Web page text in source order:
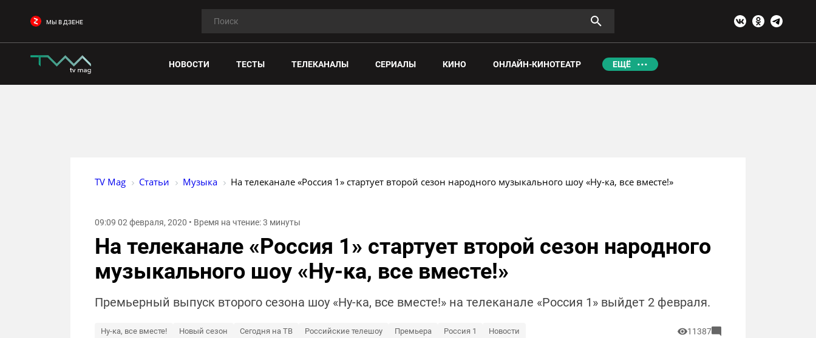
МЫ В ДЗЕНЕ
НОВОСТИ ТЕСТЫ ТЕЛЕКАНАЛЫ СЕРИАЛЫ КИНО ОНЛАЙН-КИНОТЕАТР ЕЩЁ
TV Mag Статьи Музыка На телеканале «Россия 1» стартует второй сезон народного музыкального шоу «Ну-ка, все вместе!»
09:09 02 февраля, 2020 • Время на чтение: 3 минуты
На телеканале «Россия 1» стартует второй сезон народного
музыкального шоу «Ну-ка, все вместе!»
Премьерный выпуск второго сезона шоу «Ну-ка, все вместе!» на телеканале «Россия 1» выйдет 2 февраля.
Ну-ка, все вместе! Новый сезон Сегодня на ТВ Российские телешоу Премьера Россия 1 Новости 11387